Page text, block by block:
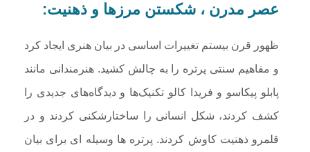
عصر مدرن ، شکستن مرزها و ذهنیت:
ظهور قرن بیستم تغییرات اساسی در بیان هنری ایجاد کرد
و مفاهیم سنتی پرتره را به چالش کشید. هنرمندانی مانند
پابلو پیکاسو و فریدا کالو تکنیک‌ها و دیدگاه‌های جدیدی را
کشف کردند، شکل انسانی را ساختارشکنی کردند و در
قلمرو ذهنیت کاوش کردند. پرتره ها وسیله ای برای بیان